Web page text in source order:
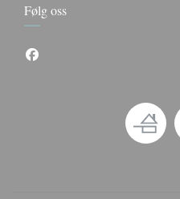
Følg oss
Facebook ((åpner i et nytt